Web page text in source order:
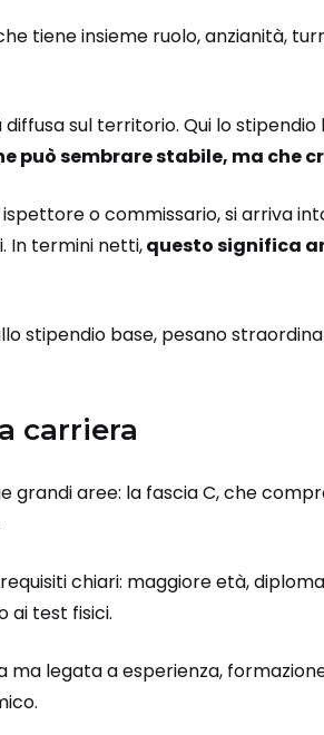
tiene insieme ruolo, anzianità,
sul territorio. Qui lo
può sembrare stabile, ma che
o commissario, si arriva
In termini netti,questo significa
stipendio base, pesano
carriera
grandi aree: la fascia C, che
chiari: maggiore età,
ai test fisici.
legata a esperienza,